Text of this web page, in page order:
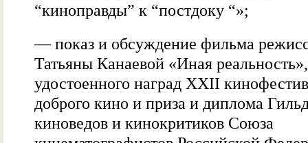
“киноправды” к “постдоку “»;
— показ и обсуждение фильма
Татьяны Канаевой «Иная реальность»,
удостоенного наград XXII
доброго кино и приза и диплома
киноведов и кинокритиков Союза